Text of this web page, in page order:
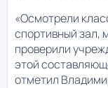
«Осмотрели
спортивный зал,
проверили
этой
отметил